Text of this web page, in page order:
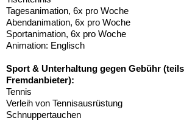
Tagesanimation, 6x pro Woche
Abendanimation, 6x pro Woche
Sportanimation, 6x pro Woche
Animation: Englisch
Sport & Unterhaltung gegen Gebühr (teils
Fremdanbieter):
Tennis
Verleih von Tennisausrüstung
Schnuppertauchen